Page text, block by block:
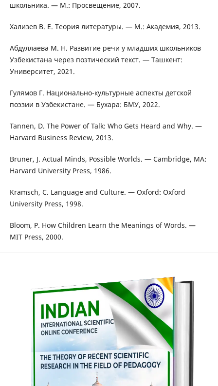
школьника. — М.: Просвещение, 2007.
Хализев В. Е. Теория литературы. — М.: Академия, 2013.
Абдуллаева М. Н. Развитие речи у младших школьников
Узбекистана через поэтический текст. — Ташкент:
Университет, 2021.
Гулямов Г. Национально-культурные аспекты детской
поэзии в Узбекистане. — Бухара: БМУ, 2022.
Tannen, D. The Power of Talk: Who Gets Heard and Why. —
Harvard Business Review, 2013.
Bruner, J. Actual Minds, Possible Worlds. — Cambridge, MA:
Harvard University Press, 1986.
Kramsch, C. Language and Culture. — Oxford: Oxford
University Press, 1998.
Bloom, P. How Children Learn the Meanings of Words. —
MIT Press, 2000.